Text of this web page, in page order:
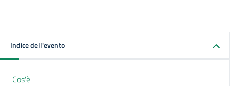
Indice dell'evento
Cos'è